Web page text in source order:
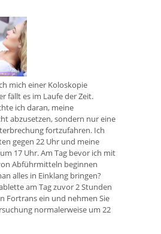
mich einer Koloskopie
fällt es im Laufe der Zeit.
ich daran, meine
abzusetzen, sondern nur eine
fortzufahren. Ich
gegen 22 Uhr und meine
17 Uhr. Am Tag bevor ich mit
Abführmitteln beginnen
alles in Einklang bringen?
am Tag zuvor 2 Stunden
Fortrans ein und nehmen Sie
normalerweise um 22